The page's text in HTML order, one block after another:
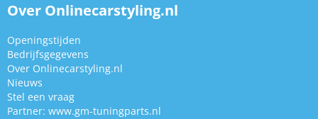
Over Onlinecarstyling.nl
Openingstijden
Bedrijfsgegevens
Over Onlinecarstyling.nl
Nieuws
Stel een vraag
Partner: www.gm-tuningparts.nl